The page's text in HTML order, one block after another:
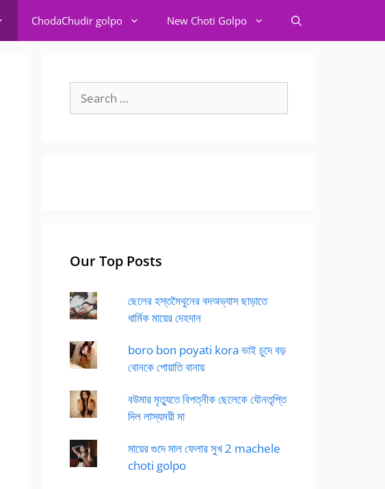
ChodaChudir golpo New Choti Golpo
for:
Our Top Posts
ছেলের হস্তমৈথুনের বদঅভ্যাস ছাড়াতে
ধার্মিক মায়ের দেহদান
boro bon poyati kora ভাই চুদে বড়
বোনকে পোয়াতি বানায়
বউমার মৃত্যুতে বিপত্নীক ছেলেকে যৌনতৃপ্তি
দিল লাস্যময়ী মা
মায়ের গুদে মাল ফেলার সুখ 2 machele
choti golpo